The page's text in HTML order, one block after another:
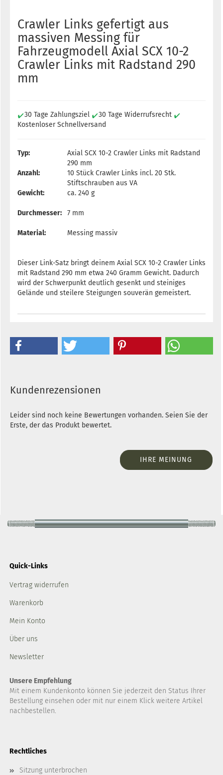
Crawler Links gefertigt aus
massiven Messing für
Fahrzeugmodell Axial SCX 10-2
Crawler Links mit Radstand 290
mm
30 Tage Zahlungsziel
30 Tage Widerrufsrecht
Kostenloser Schnellversand
Typ:
Axial SCX 10-2 Crawler Links mit Radstand
290 mm
Anzahl:
10 Stück Crawler Links incl. 20 Stk.
Stiftschrauben aus VA
Gewicht:
ca. 240 g
Durchmesser: 7 mm
Material: Messing massiv
Dieser Link-Satz bringt deinem Axial SCX 10-2 Crawler Links
mit Radstand 290 mm etwa 240 Gramm Gewicht. Dadurch
wird der Schwerpunkt deutlich gesenkt und steiniges
Gelände und steilere Steigungen souverän gemeistert.
Kundenrezensionen
Leider sind noch keine Bewertungen vorhanden. Seien Sie der
Erste, der das Produkt bewertet.
IHRE MEINUNG
Quick-Links
Vertrag widerrufen
Warenkorb
Mein Konto
Über uns
Newsletter
Unsere Empfehlung
Mit einem Kundenkonto können Sie jederzeit den Status Ihrer
Bestellung einsehen oder mit nur einem Klick weitere Artikel
nachbestellen.
Rechtliches
Sitzung unterbrochen